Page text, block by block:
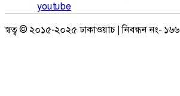
youtube
স্বত্ব © ২০১৫-২০২৫ ঢাকাওয়াচ | নিবন্ধন নং- ১৬৬